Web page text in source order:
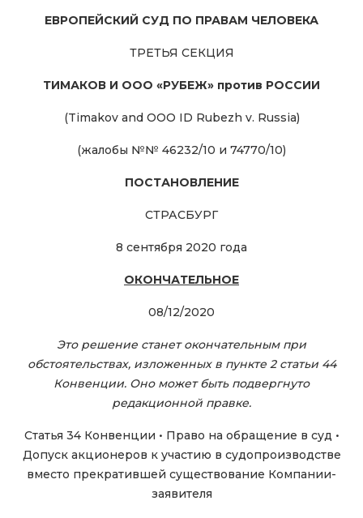
ЕВРОПЕЙСКИЙ СУД ПО ПРАВАМ ЧЕЛОВЕКА
ТРЕТЬЯ СЕКЦИЯ
ТИМАКОВ И ООО «РУБЕЖ» против РОССИИ
(Timakov and OOO ID Rubezh v. Russia)
(жалобы №№ 46232/10 и 74770/10)
ПОСТАНОВЛЕНИЕ
СТРАСБУРГ
8 сентября 2020 года
ОКОНЧАТЕЛЬНОЕ
08/12/2020
Это решение станет окончательным при
обстоятельствах, изложенных в пункте 2 статьи 44
Конвенции. Оно может быть подвергнуто
редакционной правке.
Статья 34 Конвенции • Право на обращение в суд •
Допуск акционеров к участию в судопроизводстве
вместо прекратившей существование Компании-
заявителя